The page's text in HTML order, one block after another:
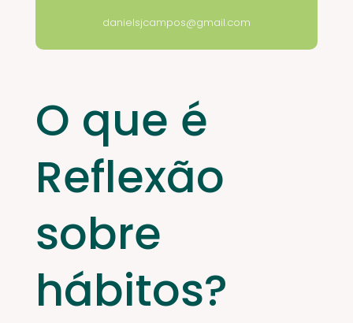
danielsjcampos@gmail.com
O que é
Reflexão
sobre
hábitos?